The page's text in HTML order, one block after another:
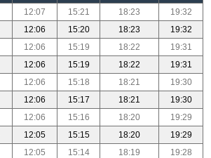
12:07 15:21 18:23
19:32
12:06 15:20 18:23
19:32
12:06 15:19 18:22
19:31
12:06 15:19 18:22
19:31
12:06 15:18 18:21
19:30
12:06 15:17 18:21
19:30
12:06 15:16 18:20
19:29
12:05 15:15 18:20
19:29
12:05 15:14 18:19
19:28